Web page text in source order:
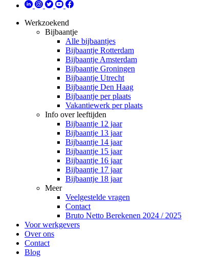
Werkzoekend
Bijbaantje
Alle bijbaantjes
Bijbaantje Rotterdam
Bijbaantje Amsterdam
Bijbaantje Groningen
Bijbaantje Utrecht
Bijbaantje Den Haag
Bijbaantje per plaats
Vakantiewerk per plaats
Info over leeftijden
Bijbaantje 12 jaar
Bijbaantje 13 jaar
Bijbaantje 14 jaar
Bijbaantje 15 jaar
Bijbaantje 16 jaar
Bijbaantje 17 jaar
Bijbaantje 18 jaar
Meer
Veelgestelde vragen
Contact
Bruto Netto Berekenen 2024 / 2025
Voor werkgevers
Over ons
Contact
Blog